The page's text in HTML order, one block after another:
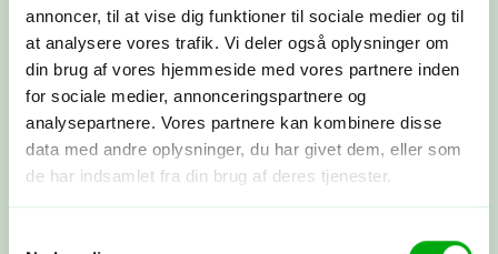
annoncer, til at vise dig funktioner til sociale medier og til
at analysere vores trafik. Vi deler også oplysninger om
din brug af vores hjemmeside med vores partnere inden
for sociale medier, annonceringspartnere og
analysepartnere. Vores partnere kan kombinere disse
data med andre oplysninger, du har givet dem, eller som
de har indsamlet fra din brug af deres tjenester.
Byg din rejse nu
Få et tilbud
Ring til os på 3315 3322, få et tilbud
hereller book et møde med os. Det er
helt uforpligtende at få et tilbud.